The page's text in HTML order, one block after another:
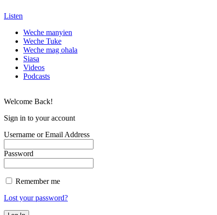
Listen
Weche manyien
Weche Tuke
Weche mag ohala
Siasa
Videos
Podcasts
Welcome Back!
Sign in to your account
Username or Email Address
Password
Remember me
Lost your password?